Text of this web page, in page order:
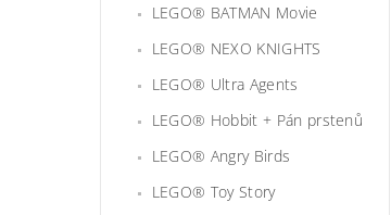
LEGO® BATMAN Movie
LEGO® NEXO KNIGHTS
LEGO® Ultra Agents
LEGO® Hobbit + Pán prstenů
LEGO® Angry Birds
LEGO® Toy Story